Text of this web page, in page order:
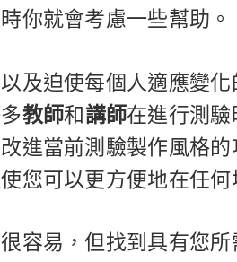
你就會考慮一些幫助。
及迫使每個人適應變
教師和講師在進行測
進當前測驗製作風格
您可以更方便地在任何
容易，但找到具有您